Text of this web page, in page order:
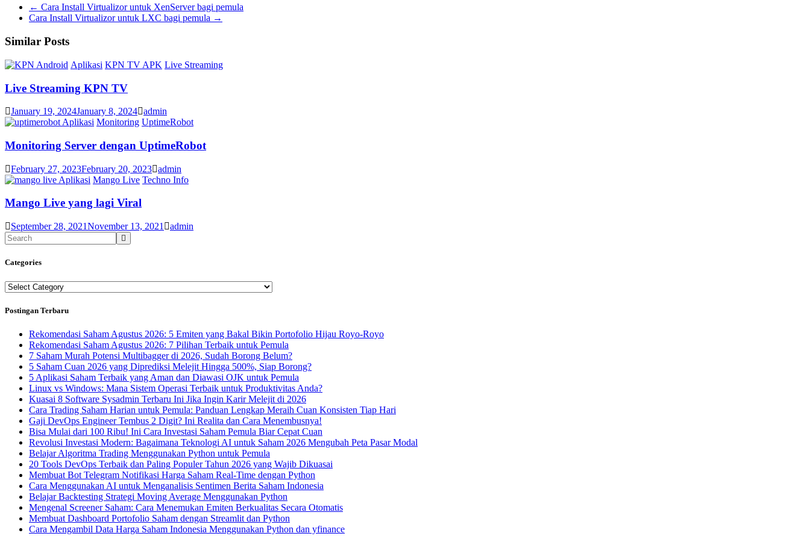
← Cara Install Virtualizor untuk XenServer bagi pemula
Cara Install Virtualizor untuk LXC bagi pemula →
Similar Posts
Android Aplikasi KPN TV APK Live Streaming
Live Streaming KPN TV
January 19, 2024January 8, 2024 admin
Aplikasi Monitoring UptimeRobot
Monitoring Server dengan UptimeRobot
February 27, 2023February 20, 2023 admin
Aplikasi Mango Live Techno Info
Mango Live yang lagi Viral
September 28, 2021November 13, 2021 admin
Categories
Categories
Postingan Terbaru
Rekomendasi Saham Agustus 2026: 5 Emiten yang Bakal Bikin Portofolio Hijau Royo-Royo
Rekomendasi Saham Agustus 2026: 7 Pilihan Terbaik untuk Pemula
7 Saham Murah Potensi Multibagger di 2026, Sudah Borong Belum?
5 Saham Cuan 2026 yang Diprediksi Melejit Hingga 500%, Siap Borong?
5 Aplikasi Saham Terbaik yang Aman dan Diawasi OJK untuk Pemula
Linux vs Windows: Mana Sistem Operasi Terbaik untuk Produktivitas Anda?
Kuasai 8 Software Sysadmin Terbaru Ini Jika Ingin Karir Melejit di 2026
Cara Trading Saham Harian untuk Pemula: Panduan Lengkap Meraih Cuan Konsisten Tiap Hari
Gaji DevOps Engineer Tembus 2 Digit? Ini Realita dan Cara Menembusnya!
Bisa Mulai dari 100 Ribu! Ini Cara Investasi Saham Pemula Biar Cepat Cuan
Revolusi Investasi Modern: Bagaimana Teknologi AI untuk Saham 2026 Mengubah Peta Pasar Modal
Belajar Algoritma Trading Menggunakan Python untuk Pemula
20 Tools DevOps Terbaik dan Paling Populer Tahun 2026 yang Wajib Dikuasai
Membuat Bot Telegram Notifikasi Harga Saham Real-Time dengan Python
Cara Menggunakan AI untuk Menganalisis Sentimen Berita Saham Indonesia
Belajar Backtesting Strategi Moving Average Menggunakan Python
Mengenal Screener Saham: Cara Menemukan Emiten Berkualitas Secara Otomatis
Membuat Dashboard Portofolio Saham dengan Streamlit dan Python
Cara Mengambil Data Harga Saham Indonesia Menggunakan Python dan yfinance